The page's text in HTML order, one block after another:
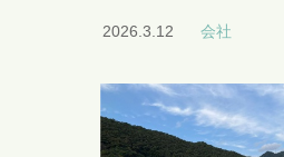
2026.3.12 会社